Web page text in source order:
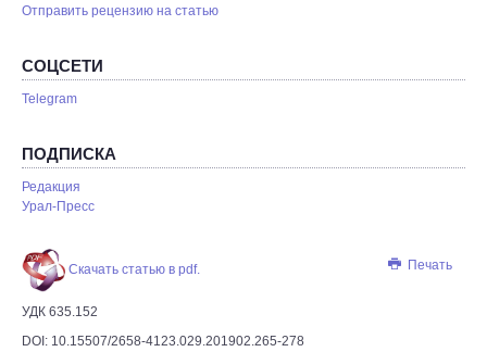
Отправить рецензию на статью
СОЦСЕТИ
Telegram
ПОДПИСКА
Редакция
Урал-Пресс
Печать
Скачать статью в pdf.
УДК 635.152
DOI: 10.15507/2658-4123.029.201902.265-278